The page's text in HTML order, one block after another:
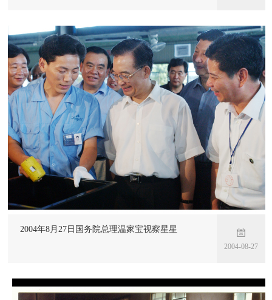
2004年8月27日国务院总理温家宝视察星星
2004-08-27